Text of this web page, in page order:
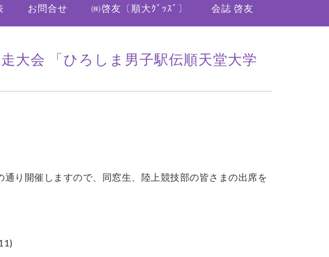
お問合せ ㈱啓友〔順大ｸﾞｯｽﾞ〕 会誌 啓友
大会 「ひろしま男子駅伝順天堂大学
通り開催しますので 、同窓生、陸上競技部の皆さまの出席を